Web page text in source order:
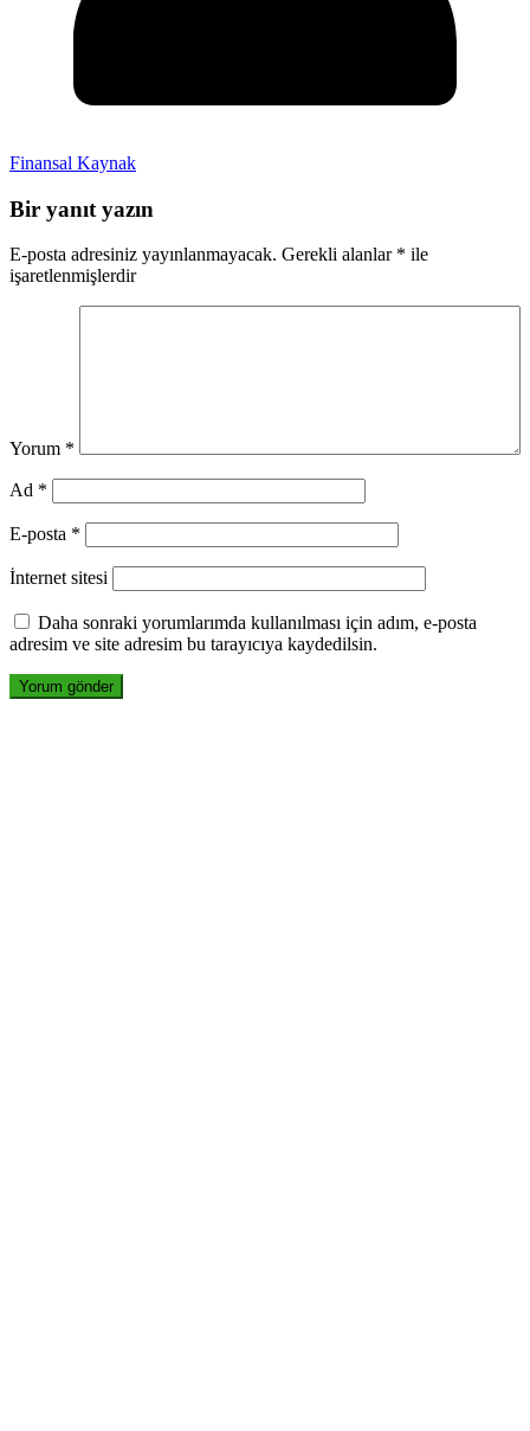
Finansal Kaynak
Bir yanıt yazın
E-posta adresiniz yayınlanmayacak. Gerekli alanlar * ile
işaretlenmişlerdir
Yorum *
Ad *
E-posta *
İnternet sitesi
Daha sonraki yorumlarımda kullanılması için adım, e-posta
adresim ve site adresim bu tarayıcıya kaydedilsin.